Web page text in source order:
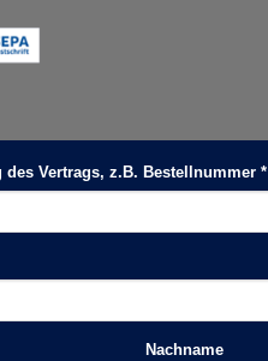
des Vertrags, z.B. Bestellnummer*
Nachname